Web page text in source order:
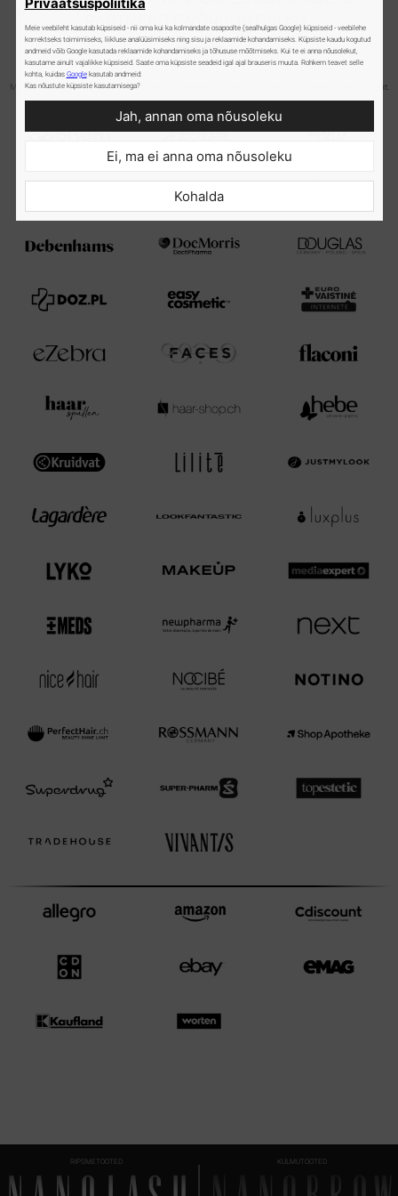
PARTNERITE VÕRGUSTIKUST.
Meie tooteid leiate kosmeetikapoodidest, erinevatest turuplatvormidest ja kuulsatest ilusalongidest.
RIPSMETOOTED KULMUTOOTED
Meie veebileht kasutab küpsiseid - nii oma kui ka kolmandate osapoolte (sealhulgas Google) küpsiseid - veebilehe
korrektseks toimimiseks, liikluse analüüsimiseks ning sisu ja reklaamide kohandamiseks. Küpsiste kaudu kogutud
andmeid võib Google kasutada reklaamide kohandamiseks ja tõhususe mõõtmiseks. Kui te ei anna nõusolekut,
kasutame ainult vajalikke küpsiseid. Saate oma küpsiste seadeid igal ajal brauseris muuta. Rohkem teavet selle
kohta, kuidas Googlekasutab andmeid:
Kas nõustute küpsiste kasutamisega?
Jah, annan oma nõusoleku
Ei, ma ei anna oma nõusoleku
Kohalda